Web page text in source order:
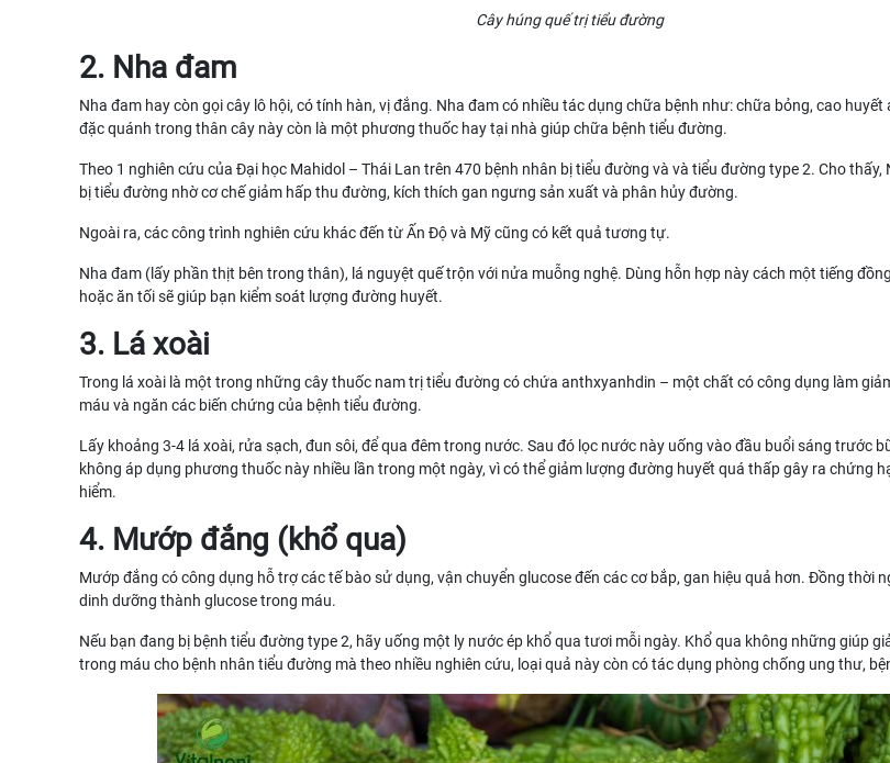
Cây húng quế trị tiểu đường
2. Nha đam
Nha đam hay còn gọi cây lô hội, có tính hàn, vị đắng. Nha đam có nhiều tác dụng chữa bệnh như: chữa bỏng, cao huyết
đặc quánh trong thân cây này còn là một phương thuốc hay tại nhà giúp chữa bệnh tiểu đường.
Theo 1 nghiên cứu của Đại học Mahidol – Thái Lan trên 470 bệnh nhân bị tiểu đường và và tiểu đường type 2. Cho
bị tiểu đường nhờ cơ chế giảm hấp thu đường, kích thích gan ngưng sản xuất và phân hủy đường.
Ngoài ra, các công trình nghiên cứu khác đến từ Ấn Độ và Mỹ cũng có kết quả tương tự.
Nha đam (lấy phần thịt bên trong thân), lá nguyệt quế trộn với nửa muỗng nghệ. Dùng hỗn hợp này cách một tiếng
hoặc ăn tối sẽ giúp bạn kiểm soát lượng đường huyết.
3. Lá xoài
Trong lá xoài là một trong những cây thuốc nam trị tiểu đường có chứa anthxyanhdin – một chất có công dụng làm
máu và ngăn các biến chứng của bệnh tiểu đường.
Lấy khoảng 3-4 lá xoài, rửa sạch, đun sôi, để qua đêm trong nước. Sau đó lọc nước này uống vào đầu buổi sáng trước
không áp dụng phương thuốc này nhiều lần trong một ngày, vì có thể giảm lượng đường huyết quá thấp gây ra chứng
hiểm.
4. Mướp đắng (khổ qua)
Mướp đắng có công dụng hỗ trợ các tế bào sử dụng, vận chuyển glucose đến các cơ bắp, gan hiệu quả hơn. Đồng thời
dinh dưỡng thành glucose trong máu.
Nếu bạn đang bị bệnh tiểu đường type 2, hãy uống một ly nước ép khổ qua tươi mỗi ngày. Khổ qua không những giúp
trong máu cho bệnh nhân tiểu đường mà theo nhiều nghiên cứu, loại quả này còn có tác dụng phòng chống ung thư,